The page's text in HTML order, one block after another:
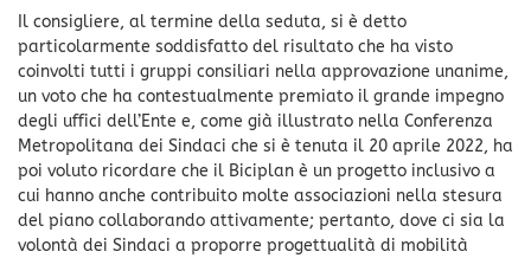
Il consigliere, al termine della seduta, si è detto
particolarmente soddisfatto del risultato che ha visto
coinvolti tutti i gruppi consiliari nella approvazione unanime,
un voto che ha contestualmente premiato il grande impegno
degli uffici dell’Ente e, come già illustrato nella Conferenza
Metropolitana dei Sindaci che si è tenuta il 20 aprile 2022, ha
poi voluto ricordare che il Biciplan è un progetto inclusivo a
cui hanno anche contribuito molte associazioni nella stesura
del piano collaborando attivamente; pertanto, dove ci sia la
volontà dei Sindaci a proporre progettualità di mobilità